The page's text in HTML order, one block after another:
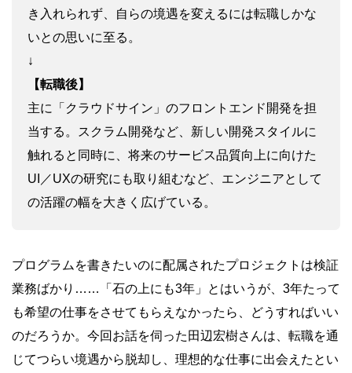
き入れられず、自らの境遇を変えるには転職しかな
いとの思いに至る。
↓
【転職後】
主に「クラウドサイン」のフロントエンド開発を担
当する。スクラム開発など、新しい開発スタイルに
触れると同時に、将来のサービス品質向上に向けた
UI／UXの研究にも取り組むなど、エンジニアとして
の活躍の幅を大きく広げている。
プログラムを書きたいのに配属されたプロジェクトは検証
業務ばかり……「石の上にも3年」とはいうが、3年たって
も希望の仕事をさせてもらえなかったら、どうすればいい
のだろうか。今回お話を伺った田辺宏樹さんは、転職を通
じてつらい境遇から脱却し、理想的な仕事に出会えたとい